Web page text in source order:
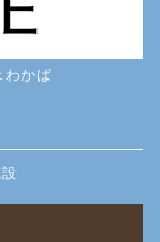
わかば